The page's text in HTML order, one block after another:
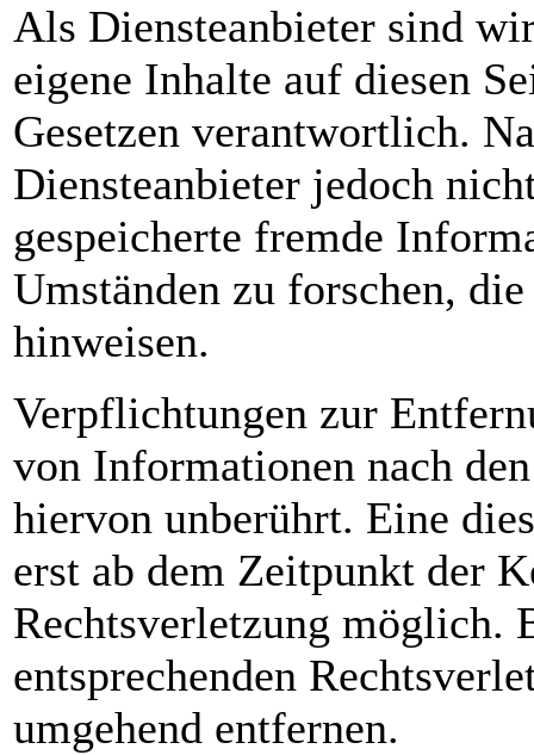
Als Diensteanbieter sind
eigene Inhalte auf diesen
Gesetzen verantwortlich.
Diensteanbieter jedoch
gespeicherte fremde
Umständen zu forschen,
hinweisen.
Verpflichtungen zur
von Informationen nach
hiervon unberührt. Eine
erst ab dem Zeitpunkt der
Rechtsverletzung möglich.
entsprechenden
umgehend entfernen.